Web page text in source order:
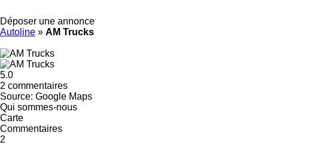
Déposer une annonce
Autoline » AM Trucks
5.0
2 commentaires
Source: Google Maps
Qui sommes-nous
Carte
Commentaires
2